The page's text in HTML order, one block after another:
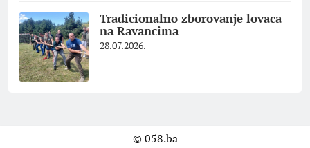
Tradicionalno zborovanje lovaca
na Ravancima
28.07.2026.
© 058.ba